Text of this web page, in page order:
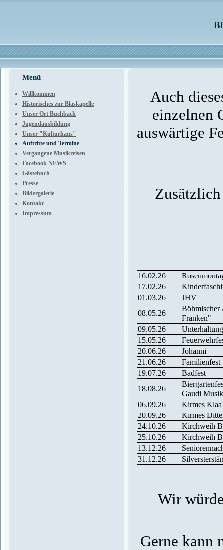
Menü
Willkommen
Historisches zur Blaskapelle
Unser Ort Buchbach
Jugendausbildung
Unser "Kulturhaus"
Auftritte und Termine
Vergangene Musikreisen
Facebook NEWS
Gästebuch
Presse
Bildergalerie
Kontakt
Impressum
Auch
einzelnen
auswärtige
16.02.26
17.02.26
01.03.26
JHV
08.05.26
Böhmischer
Franken"
09.05.26
15.05.26
20.06.26
Johanni
21.06.26
Familienfest
19.07.26
Badfest
18.08.26
Gaudi
06.09.26
Kirmes
20.09.26
Kirmes
24.10.26
Kirchweih
25.10.26
Kirchweih
13.12.26
31.12.26
Wir
Gerne kann